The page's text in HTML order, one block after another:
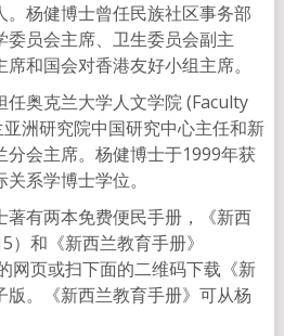
杨健博士曾任民族社区事务部
员会主席、卫生委员会副主
和国会对香港友好小组主席。
奥克兰大学人文学院 (Faculty
洲研究院中国研究中心主任和新
分会主席。杨健博士于1999年获
系学博士学位。
著有两本免费便民手册，《新西
）和《新西兰教育手册》
网页或扫下面的二维码下载《新
。《新西兰教育手册》可从杨